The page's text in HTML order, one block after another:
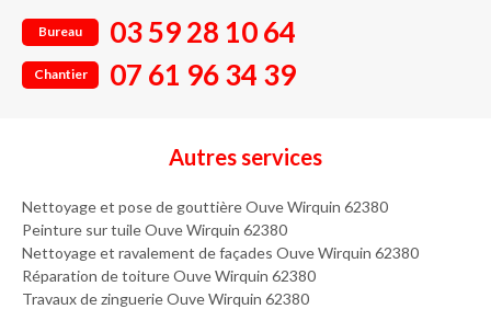
Bureau 03 59 28 10 64
Chantier 07 61 96 34 39
Autres services
Nettoyage et pose de gouttière Ouve Wirquin 62380
Peinture sur tuile Ouve Wirquin 62380
Nettoyage et ravalement de façades Ouve Wirquin 62380
Réparation de toiture Ouve Wirquin 62380
Travaux de zinguerie Ouve Wirquin 62380